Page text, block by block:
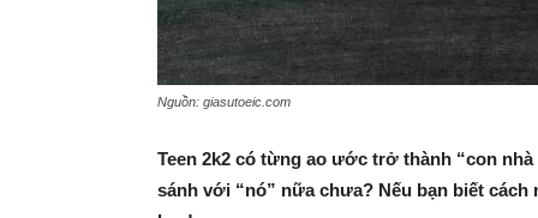
Nguồn: giasutoeic.com
Teen 2k2 có từng ao ước trở thành “con
sánh với “nó” nữa chưa? Nếu bạn biết